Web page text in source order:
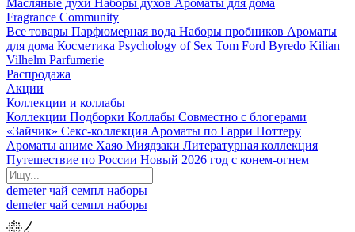
Масляные духи Наборы духов Ароматы для дома
Fragrance Community
Все товары Парфюмерная вода Наборы пробников Ароматы
для дома Косметика Psychology of Sex Tom Ford Byredo Kilian
Vilhelm Parfumerie
Распродажа
Акции
Коллекции и коллабы
Коллекции Подборки Коллабы Совместно с блогерами
«Зайчик» Секс-коллекция Ароматы по Гарри Поттеру
Ароматы аниме Хаяо Миядзаки Литературная коллекция
Путешествие по России Новый 2026 год с конем-огнем
demeterчай семпл наборы
demeterчай семпл наборы